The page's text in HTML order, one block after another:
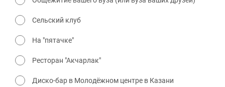
Сельский клуб
На "пятачке"
Ресторан "Акчарлак"
Диско-бар в Молодёжном центре в Казани